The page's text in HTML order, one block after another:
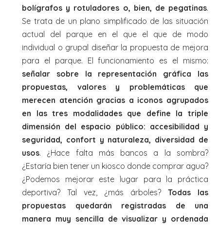
bolígrafos y rotuladores o, bien, de pegatinas.
Se trata de un plano simplificado de las situación
actual del parque en el que el que de modo
individual o grupal diseñar la propuesta de mejora
para el parque. El funcionamiento es el mismo:
señalar sobre la representación gráfica las
propuestas, valores y problemáticas que
merecen atención gracias a iconos agrupados
en las tres modalidades que define la triple
dimensión del espacio público: accesibilidad y
seguridad, confort y naturaleza, diversidad de
usos. ¿Hace falta más bancos a la sombra?
¿Estaría bien tener un kiosco donde comprar agua?
¿Podemos mejorar este lugar para la práctica
deportiva? Tal vez, ¿más árboles? Todas las
propuestas quedarán registradas de una
manera muy sencilla de visualizar y ordenada